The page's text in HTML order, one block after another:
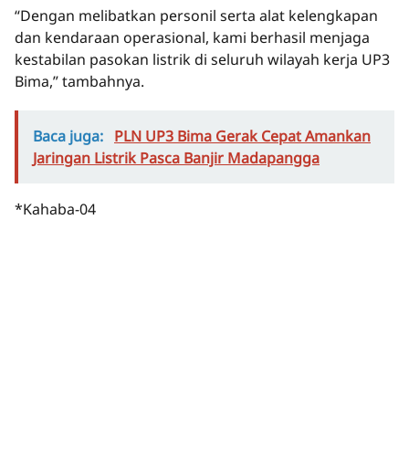
“Dengan melibatkan personil serta alat kelengkapan
dan kendaraan operasional, kami berhasil menjaga
kestabilan pasokan listrik di seluruh wilayah kerja UP3
Bima,” tambahnya.
Baca juga: PLN UP3 Bima Gerak Cepat Amankan
Jaringan Listrik Pasca Banjir Madapangga
*Kahaba-04